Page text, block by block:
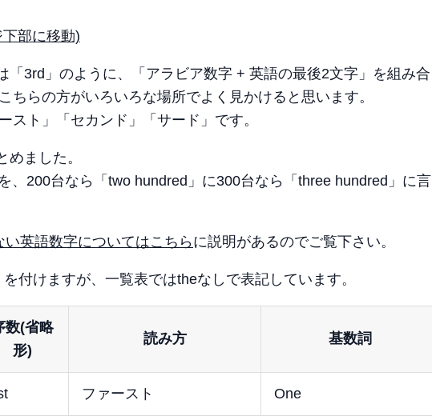
部に移動)
3rd」のように、「アラビア数字 + 英語の最後2文字」を組み合
らの方がいろいろな場所でよく見かけると思います。
スト」「セカンド」「サード」です。
ました。
、200台なら「two hundred」に300台なら「three hundred」に言
い英語数字についてはこちら に説明があるのでご覧下さい。
付けますが、一覧表ではtheなしで表記しています。
数(省略
形)
読み方 基数詞
ファースト One